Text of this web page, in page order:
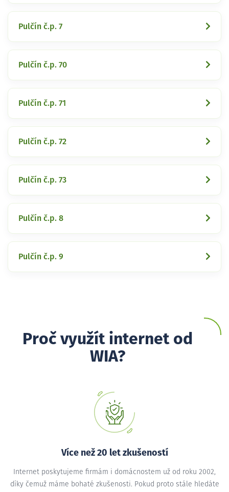
Pulčín č.p. 7
Pulčín č.p. 70
Pulčín č.p. 71
Pulčín č.p. 72
Pulčín č.p. 73
Pulčín č.p. 8
Pulčín č.p. 9
Proč využít internet od
WIA?
Více než 20 let zkušeností
Internet poskytujeme firmám i domácnostem už od roku 2002,
díky čemuž máme bohaté zkušenosti. Pokud proto stále hledáte